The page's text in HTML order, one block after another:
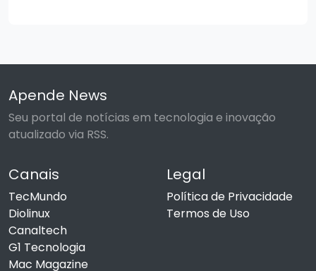
Apende News
Seu portal de notícias em tecnologia e inovação
atualizado via RSS.
Canais
TecMundo
Diolinux
Canaltech
G1 Tecnologia
Mac Magazine
Legal
Política de Privacidade
Termos de Uso